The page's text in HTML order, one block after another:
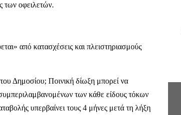
των οφειλετών.
από κατασχέσεις και πλειστηριασμούς
Δημοσίου; Ποινική δίωξη μπορεί να
των κάθε είδους τόκων
υπερβαίνει τους 4 μήνες μετά τη λήξη